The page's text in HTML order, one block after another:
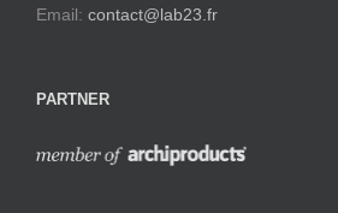
Email: contact@lab23.fr
PARTNER